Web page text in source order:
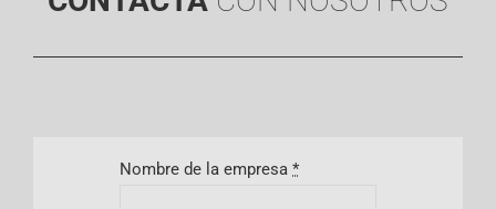
Nombre de la empresa*